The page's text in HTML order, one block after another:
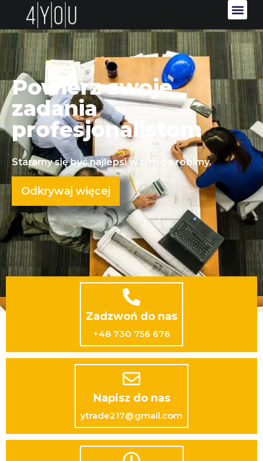
Powierz swoje
zadania
profesjonalistom
Staramy się być najlepsi w tym co robimy.
Odkrywaj więcej
Zadzwoń do nas
+48 730 756 676
Napisz do nas
ytrade217@gmail.com